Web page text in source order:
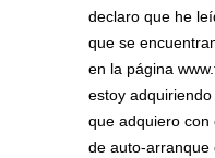
declaro que he
que se
en la página
estoy
que adquiero
de auto-arranque